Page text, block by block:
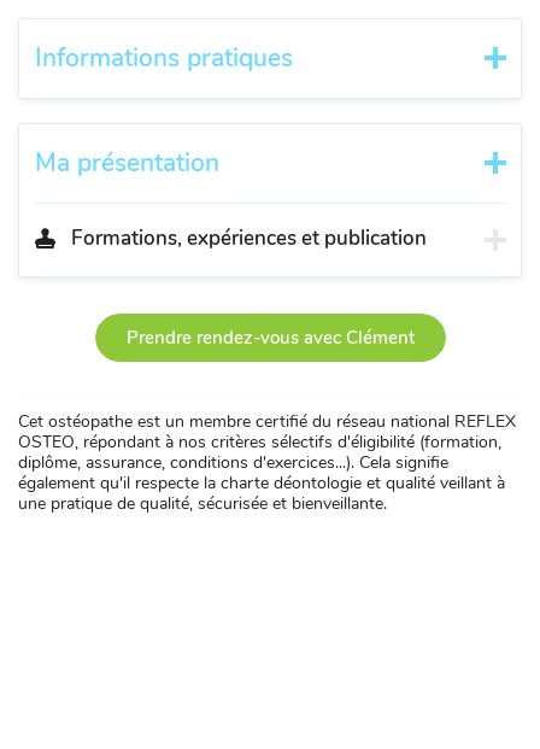
Informations pratiques
Ma présentation
Formations, expériences et publication
Prendre rendez-vous avec Clément
Cet ostéopathe est un membre certifié du réseau national REFLEX
OSTEO, répondant à nos critères sélectifs d'éligibilité (formation,
diplôme, assurance, conditions d'exercices...). Cela signifie
également qu'il respecte la charte déontologie et qualité veillant à
une pratique de qualité, sécurisée et bienveillante.